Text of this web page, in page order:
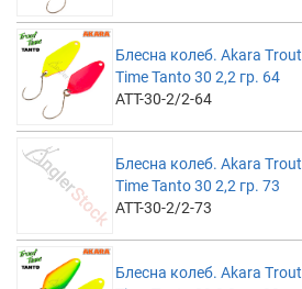
Блесна колеб. Akara Trout
Time Tanto 30 2,2 гр. 64
ATT-30-2/2-64
Блесна колеб. Akara Trout
Time Tanto 30 2,2 гр. 73
ATT-30-2/2-73
Блесна колеб. Akara Trout